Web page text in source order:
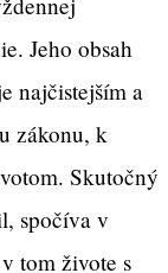
Jeho obsah
najčistejším a
zákonu, k
Skutočný
spočíva v
tom živote s